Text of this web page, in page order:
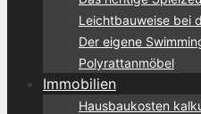
Leichtbauweise bei
Der eigene
Polyrattanmöbel
Immobilien
Hausbaukosten